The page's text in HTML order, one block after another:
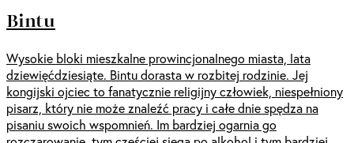
Bintu
Wysokie bloki mieszkalne prowincjonalnego miasta, lata
dziewięćdziesiąte. Bintu dorasta w rozbitej rodzinie. Jej
kongijski ojciec to fanatycznie religijny człowiek, niespełniony
pisarz, który nie może znaleźć pracy i całe dnie spędza na
pisaniu swoich wspomnień. Im bardziej ogarnia go